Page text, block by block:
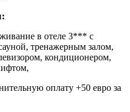
в отеле 3*** с
тренажерным залом,
кондиционером,
оплату +50 евро за